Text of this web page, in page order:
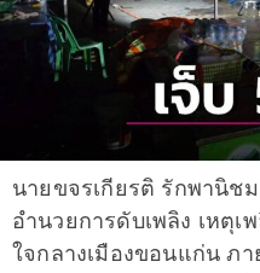
นายขจรเกียรติ รักพานิ
อำนวยการดับเพลิง เหตุเ
ใจกลางเมืองขอนแก่น ภ